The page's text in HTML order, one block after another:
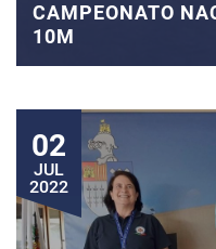
CAMPEONATO
10M
02
JUL
2022